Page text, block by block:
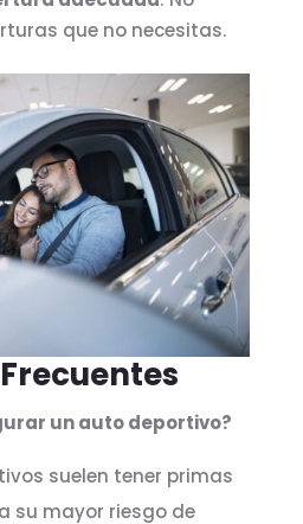
que no necesitas.
un auto deportivo?
suelen tener primas
su mayor riesgo de